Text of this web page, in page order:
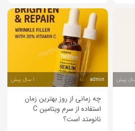
admin 1 سال پیش
چه زمانی از روز بهترین زمان
استفاده از سرم ویتامین C
نانو‌متد است؟